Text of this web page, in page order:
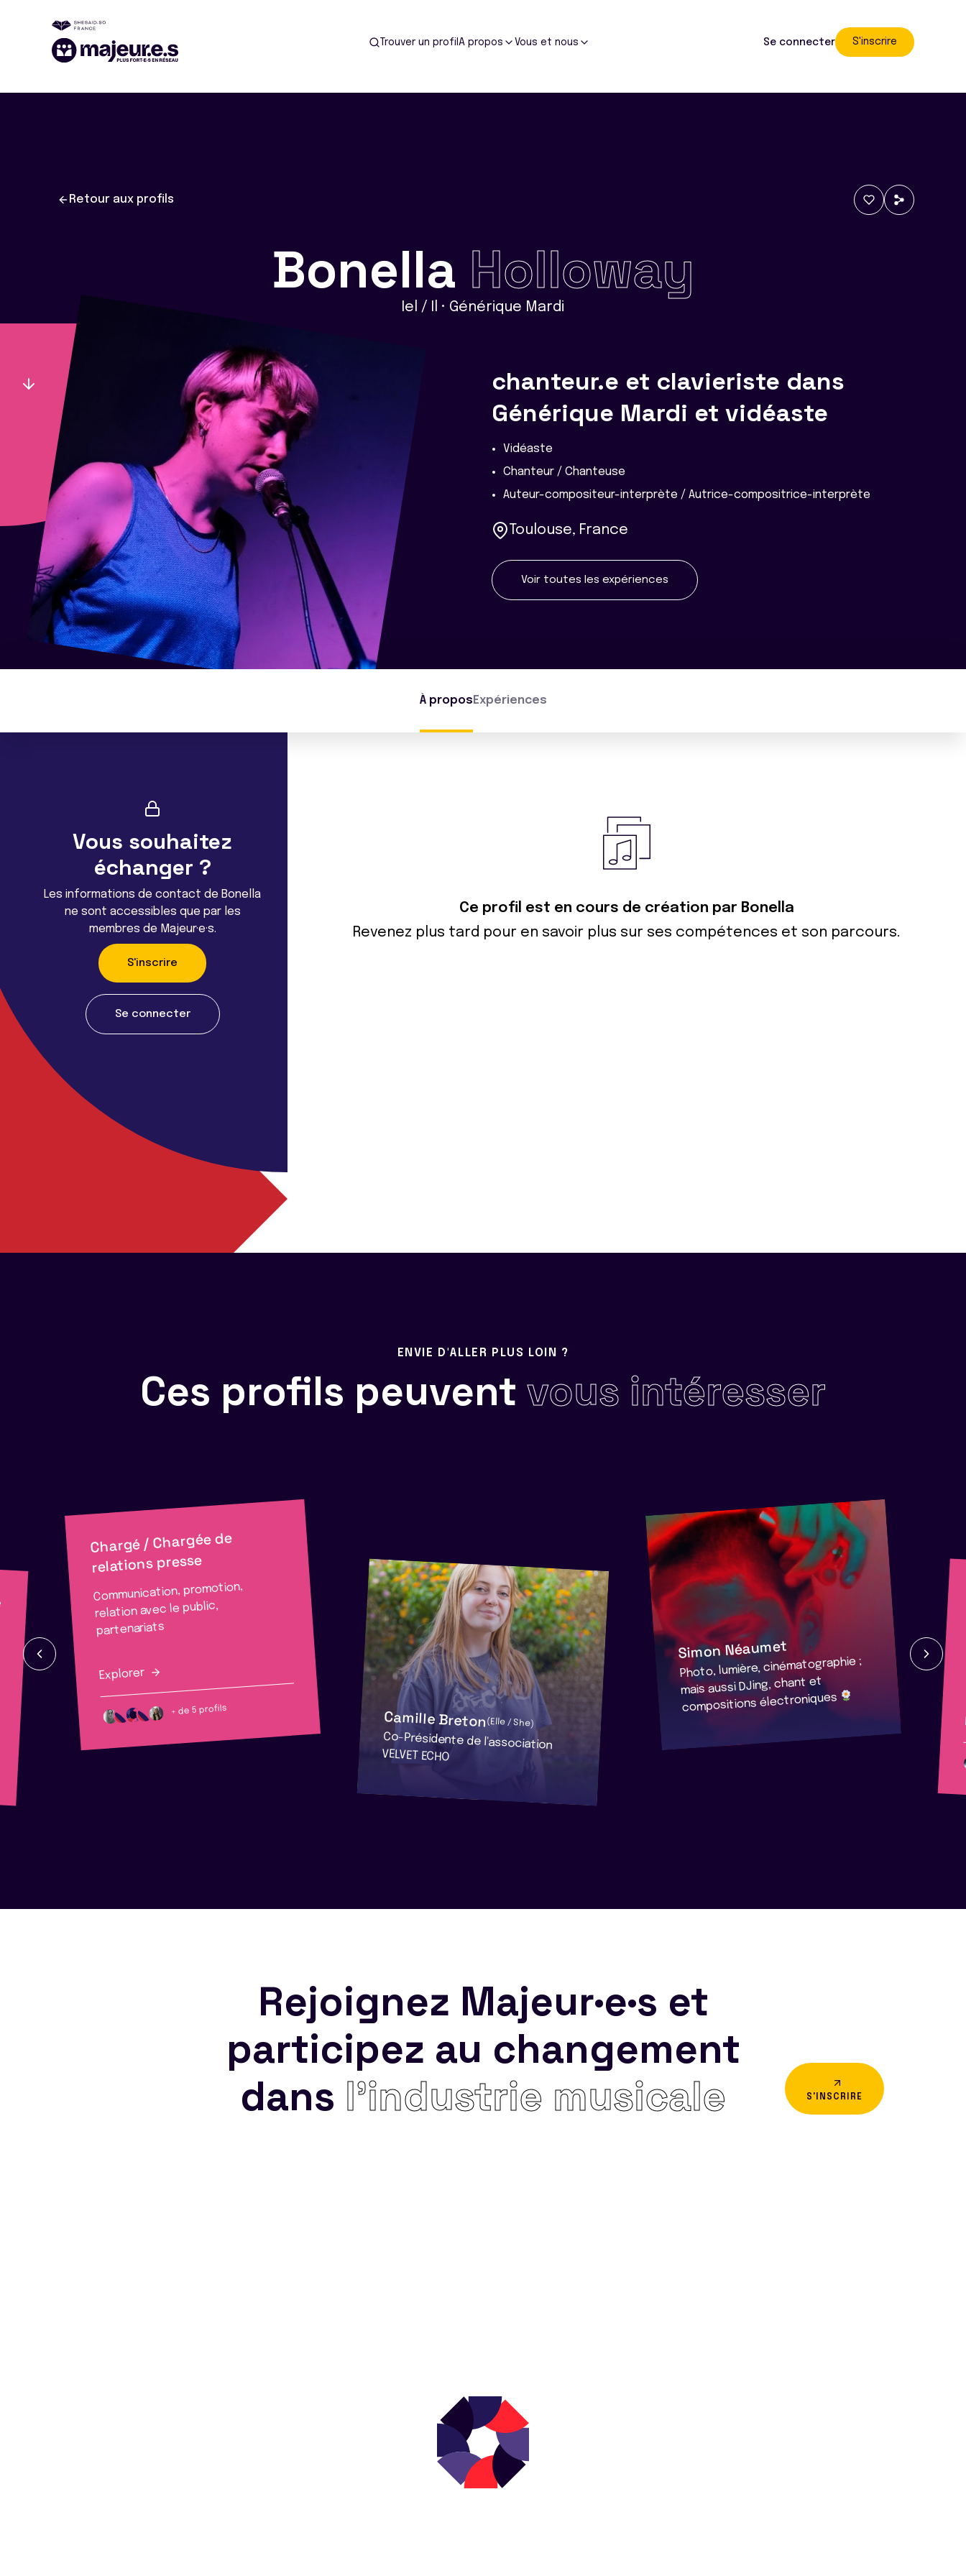
Trouver un profil A propos Vous et nous Se connecter S'inscrire
Retour aux profils
Bonella Holloway
Iel / Il • Générique Mardi
chanteur.e et clavieriste dans
Générique Mardi et vidéaste
Vidéaste
Chanteur / Chanteuse
Auteur-compositeur-interprète / Autrice-compositrice-interprète
Toulouse, France
Voir toutes les expériences
À propos Expériences
Vous souhaitez
échanger ?
Les informations de contact de Bonella
ne sont accessibles que par les
membres de Majeur·e·s.
S'inscrire
Se connecter
Ce profil est en cours de création par Bonella
Revenez plus tard pour en savoir plus sur ses compétences et son parcours.
ENVIE D'ALLER PLUS LOIN ?
Ces profils peuvent vous intéresser
Chargé / Chargée de
relations presse
Communication, promotion,
relation avec le public,
partenariats
Explorer
+ de 5 profils Camille Breton(Elle / She)
Co-Présidente de l'association
VELVET ECHO
Simon Néaumet
Photo, lumière, cinématographie ;
mais aussi DJing, chant et
compositions électroniques
Rejoignez Majeur·e·s et
participez au changement
dans l’industrie musicale S'INSCRIRE